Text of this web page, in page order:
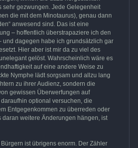
sehr gezwungen. Jede Gelegenheit
die mit dem Minotaurus), genau dann
anwesend sind. Das ist eine
– hoffentlich überstrapaziere ich den
und dagegen habe ich grundsätzlich gar
Hier aber ist mir da zu viel des
gelöst. Wahrscheinlich wäre es
auf eine andere Weise zu
Nymphe lädt sorgsam und allzu lang
zu ihrer Audienz, sondern die
gewissen Überwerfungen auf
optional versuchen, die
Entgegenkommen zu überreden oder
daran weitere Änderungen hängen, ist
ist übrigens enorm. Der Zähler